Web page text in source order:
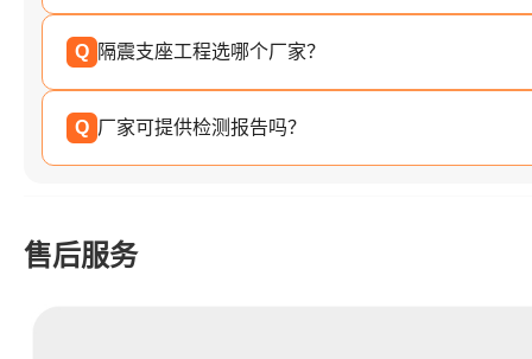
Q 隔震支座工程选哪个厂家？
Q 厂家可提供检测报告吗？
售后服务